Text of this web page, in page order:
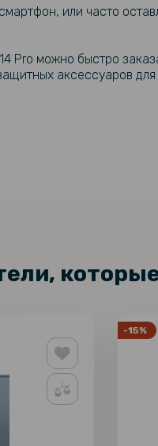
или часто
Pro можно быстро
аксессуаров
-15%